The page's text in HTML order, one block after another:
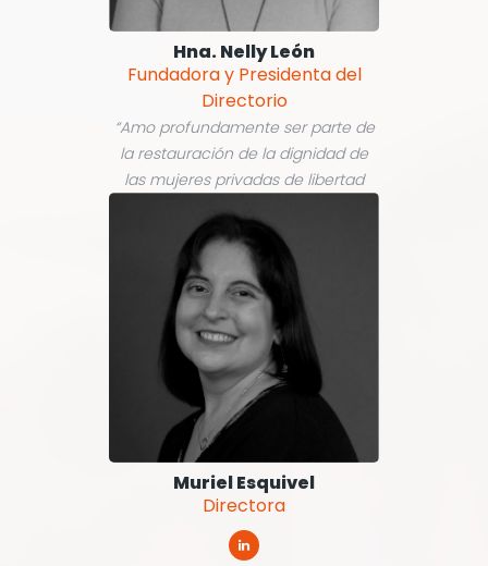
Hna. Nelly León
Fundadora y Presidenta del
Directorio
“Amo profundamente ser parte de
la restauración de la dignidad de
las mujeres privadas de libertad
Muriel Esquivel
Directora